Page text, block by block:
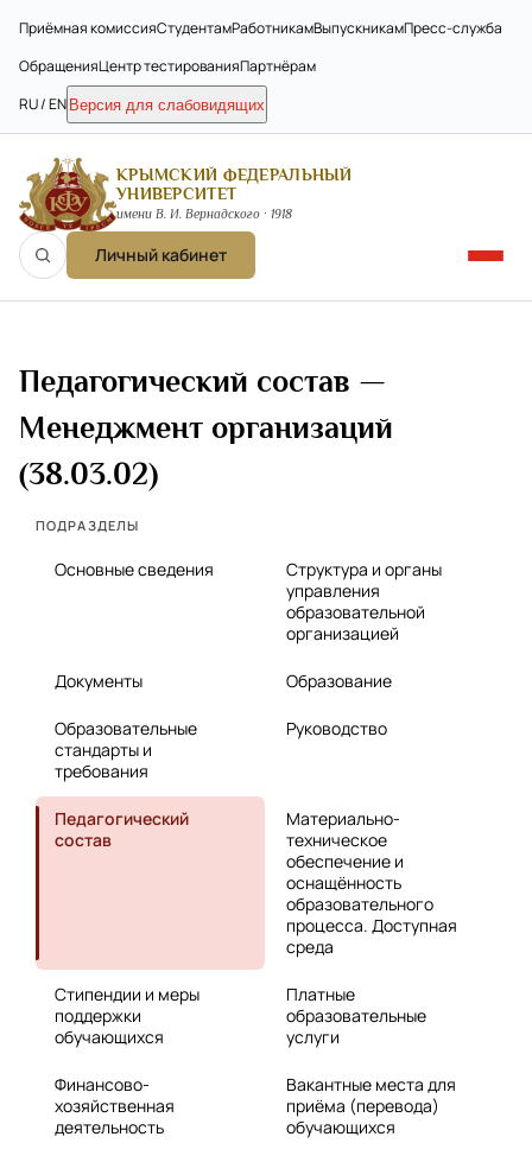
Приёмная комиссияСтудентамРаботникамВыпускникамПресс-служба
ОбращенияЦентр тестированияПартнёрам
RU / EN Версия для слабовидящих
КРЫМСКИЙ ФЕДЕРАЛЬНЫЙ
УНИВЕРСИТЕТ
имени В. И. Вернадского · 1918
Личный кабинет
Педагогический состав —
Менеджмент организаций
(38.03.02)
ПОДРАЗДЕЛЫ
Основные сведения
Структура и органы
управления
образовательной
организацией
Документы Образование
Образовательные
стандарты и
требования
Руководство
Педагогический
состав
Материально-
техническое
обеспечение и
оснащённость
образовательного
процесса. Доступная
среда
Стипендии и меры
поддержки
обучающихся
Платные
образовательные
услуги
Финансово-
хозяйственная
деятельность
Вакантные места для
приёма (перевода)
обучающихся